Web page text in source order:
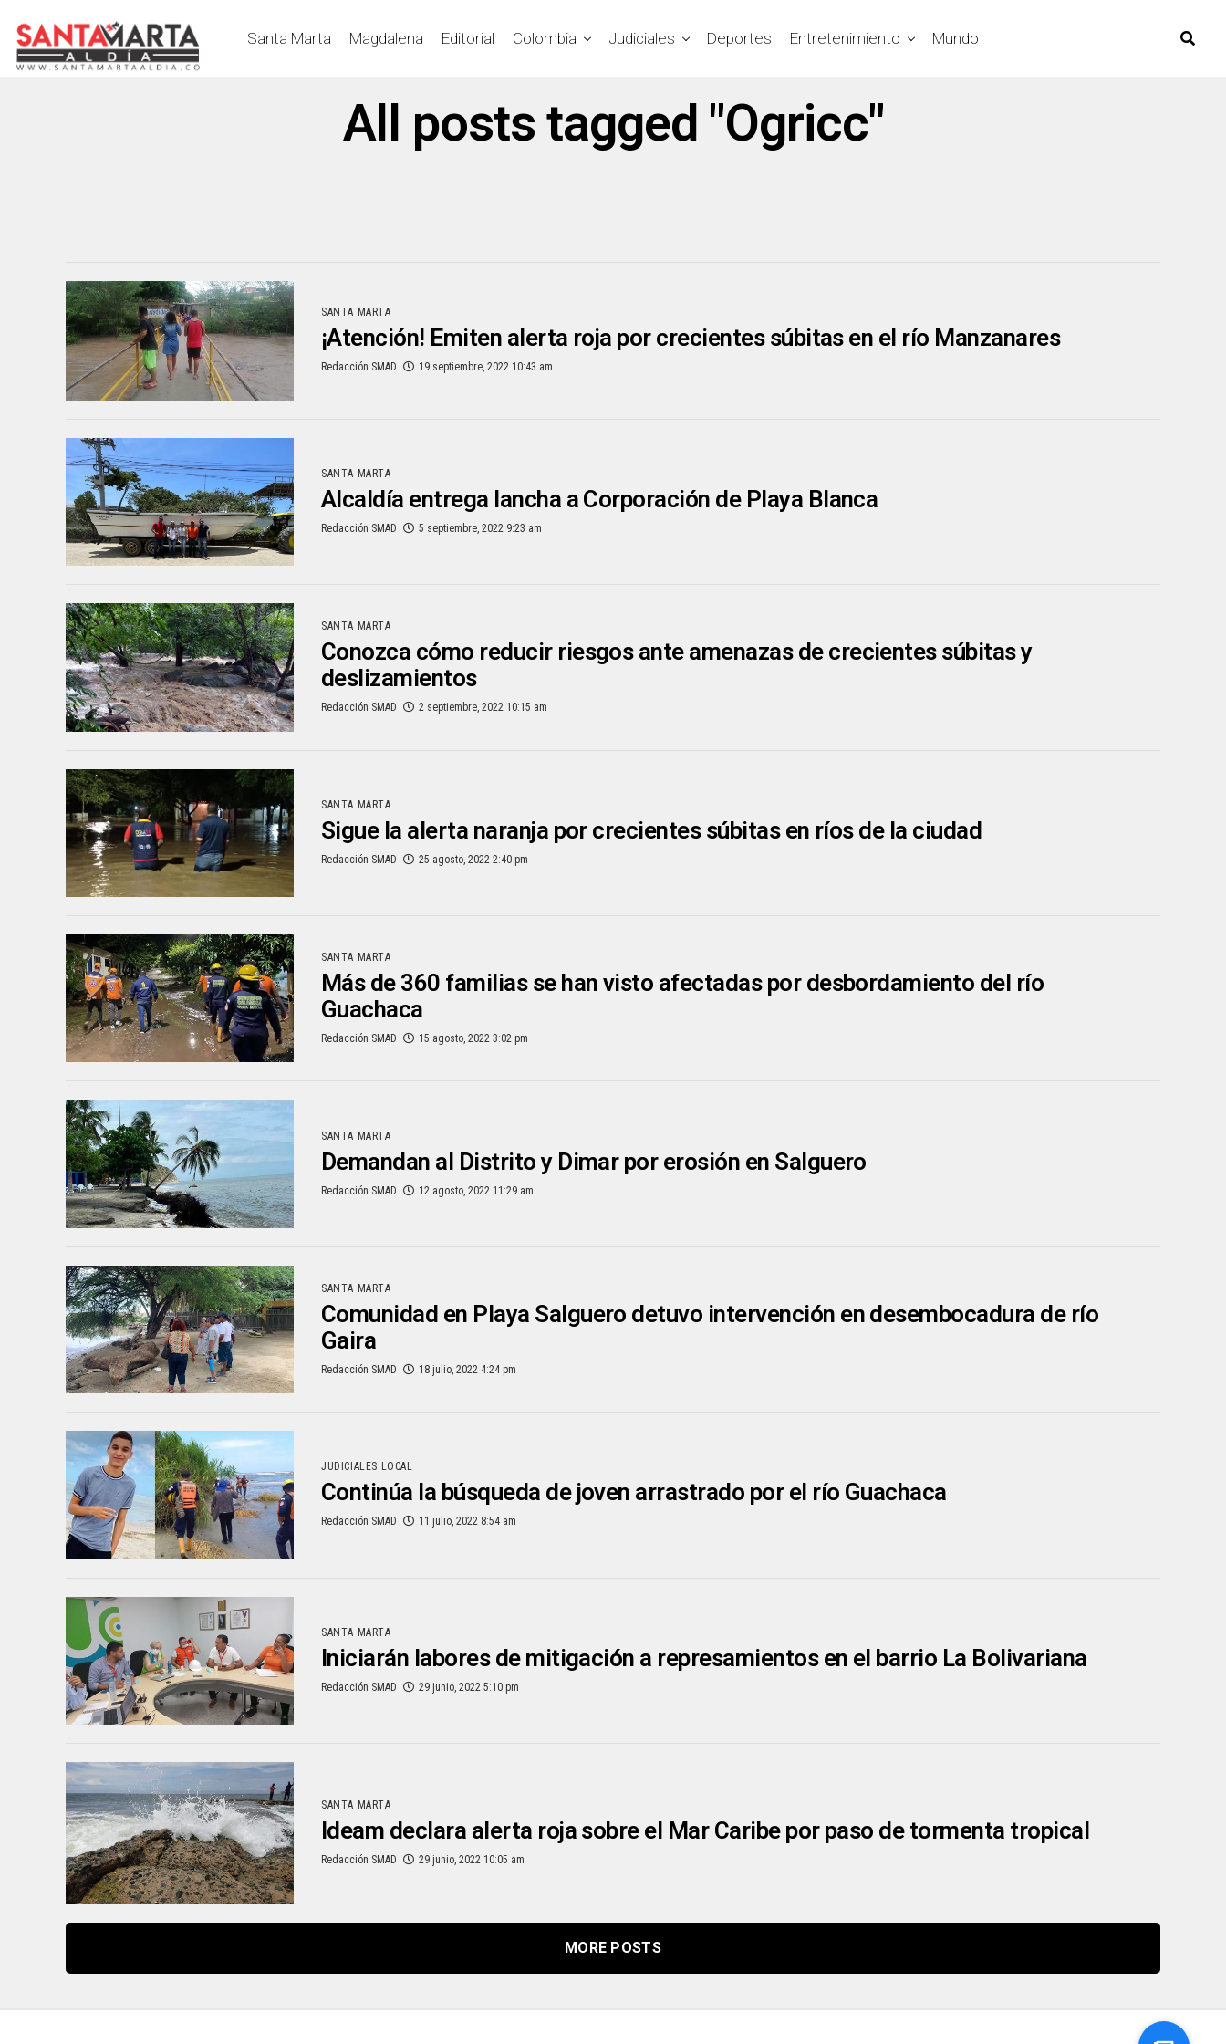
Santa Marta Magdalena Editorial Colombia Judiciales Deportes Entretenimiento Mundo
All posts tagged "Ogricc"
SANTA MARTA
¡Atención! Emiten alerta roja por crecientes súbitas en el río Manzanares
Redacción SMAD 19 septiembre, 2022 10:43 am
SANTA MARTA
Alcaldía entrega lancha a Corporación de Playa Blanca
Redacción SMAD 5 septiembre, 2022 9:23 am
SANTA MARTA
Conozca cómo reducir riesgos ante amenazas de crecientes súbitas y
deslizamientos
Redacción SMAD 2 septiembre, 2022 10:15 am
SANTA MARTA
Sigue la alerta naranja por crecientes súbitas en ríos de la ciudad
Redacción SMAD 25 agosto, 2022 2:40 pm
SANTA MARTA
Más de 360 familias se han visto afectadas por desbordamiento del río
Guachaca
Redacción SMAD 15 agosto, 2022 3:02 pm
SANTA MARTA
Demandan al Distrito y Dimar por erosión en Salguero
Redacción SMAD 12 agosto, 2022 11:29 am
SANTA MARTA
Comunidad en Playa Salguero detuvo intervención en desembocadura de río
Gaira
Redacción SMAD 18 julio, 2022 4:24 pm
JUDICIALES LOCAL
Continúa la búsqueda de joven arrastrado por el río Guachaca
Redacción SMAD 11 julio, 2022 8:54 am
SANTA MARTA
Iniciarán labores de mitigación a represamientos en el barrio La Bolivariana
Redacción SMAD 29 junio, 2022 5:10 pm
SANTA MARTA
Ideam declara alerta roja sobre el Mar Caribe por paso de tormenta tropical
Redacción SMAD 29 junio, 2022 10:05 am
MORE POSTS